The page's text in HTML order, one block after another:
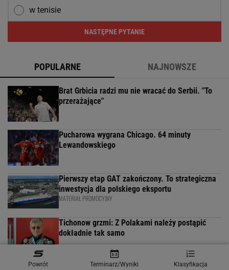
w tenisie
NASTĘPNE PYTANIE
POPULARNE NAJNOWSZE
Brat Grbicia radzi mu nie wracać do Serbii. "To
przerażające"
Pucharowa wygrana Chicago. 64 minuty
Lewandowskiego
Pierwszy etap GAT zakończony. To strategiczna
inwestycja dla polskiego eksportu
MATERIAŁ PROMOCYJNY
Tichonow grzmi: Z Polakami należy postąpić
dokładnie tak samo
Wpadka z Abramowicz wywołała szum. U
Powrót Terminarz/Wyniki Klasyfikacja